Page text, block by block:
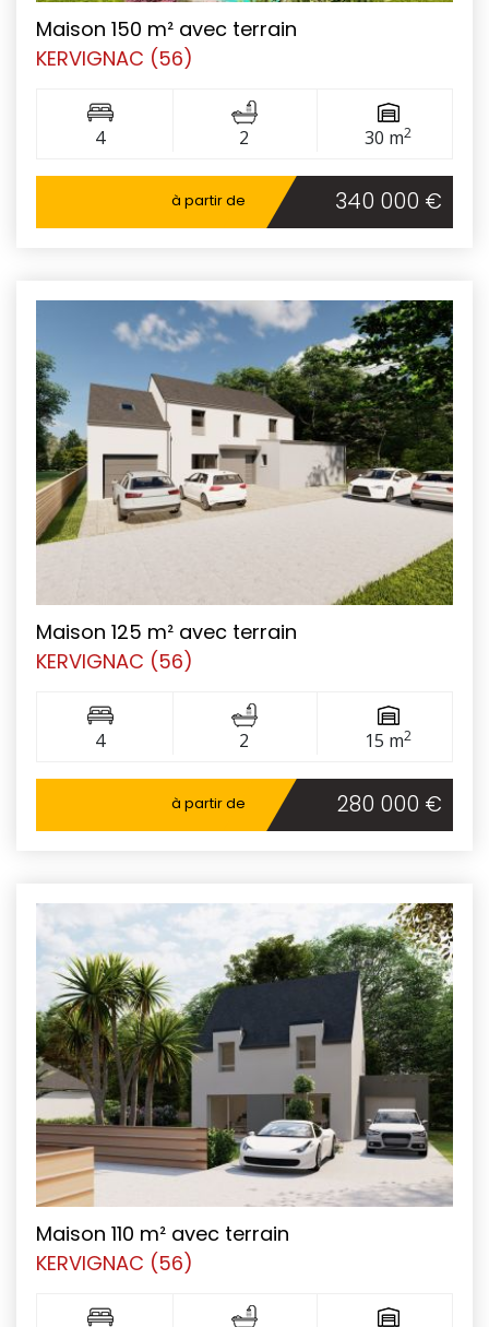
Maison 150 m² avec terrain
KERVIGNAC (56)
4 2 30 m2
à partir de 340 000 €
Maison 125 m² avec terrain
KERVIGNAC (56)
4 2 15 m2
à partir de 280 000 €
Maison 110 m² avec terrain
KERVIGNAC (56)